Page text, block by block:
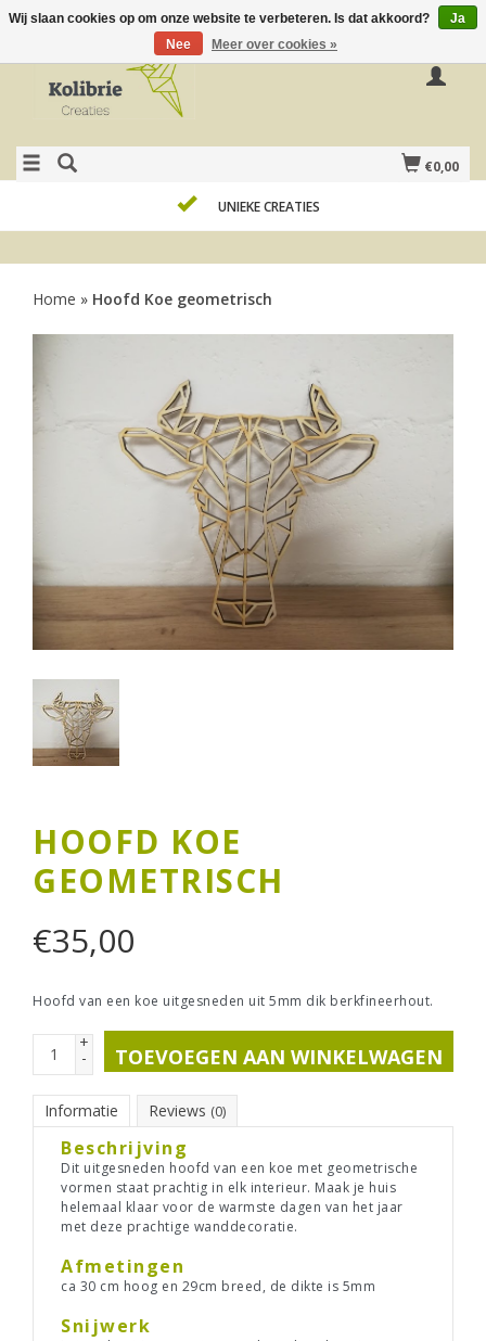
€0,00
UNIEKE CREATIES
Home » Hoofd Koe geometrisch
HOOFD KOE
GEOMETRISCH
€35,00
Hoofd van een koe uitgesneden uit 5mm dik berkfineerhout.
+
- TOEVOEGEN AAN WINKELWAGEN
Informatie Reviews (0)
Beschrijving
Dit uitgesneden hoofd van een koe met geometrische
vormen staat prachtig in elk interieur. Maak je huis
helemaal klaar voor de warmste dagen van het jaar
met deze prachtige wanddecoratie.
Afmetingen
ca 30 cm hoog en 29cm breed, de dikte is 5mm
Snijwerk
Wij slaan cookies op om onze website te verbeteren. Is dat akkoord?
Ja
Nee
Meer over cookies »